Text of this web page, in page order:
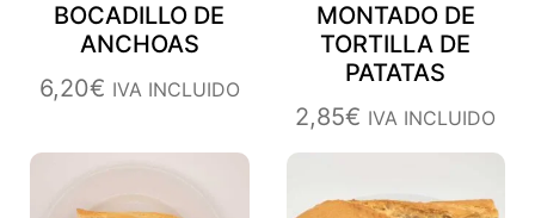
BOCADILLO DE
ANCHOAS
6,20€ IVA INCLUIDO
MONTADO DE
TORTILLA DE
PATATAS
2,85€ IVA INCLUIDO